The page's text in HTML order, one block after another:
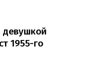
1955-го